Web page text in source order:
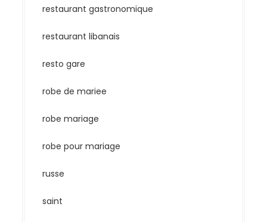
restaurant gastronomique
restaurant libanais
resto gare
robe de mariee
robe mariage
robe pour mariage
russe
saint